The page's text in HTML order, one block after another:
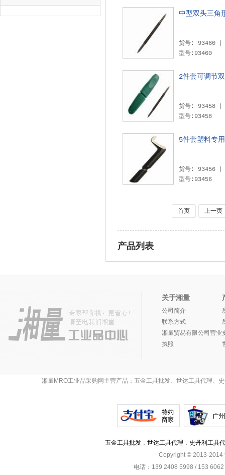
中型双头三角
型号:93460
2件套可调节
型号:93458
5件套塑料专
型号:93456
首页 上一页
产品列表
关于湘量
公司简介
联系方式
湘量贸易有限公司营业
执照
湘量MRO工业品采购网主营产品：五金工具批发、世达工具代理、
五金工具批发 ， 世达工具代理 ， 史丹利工具
Copyright © 2013-2014
电话：139 2408 5998 / 153